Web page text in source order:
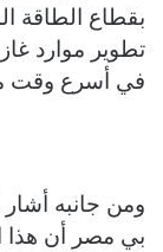
بقطاع الطاقة
تطوير موارد غاز
في أسرع وقت
ومن جانبه
بي مصر أن هذا